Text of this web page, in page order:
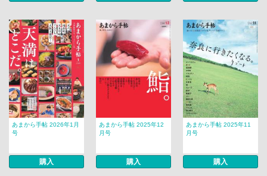
あまから手帖 2026年1月
号
購入
あまから手帖 2025年12
月号
購入
あまから手帖 2025年11
月号
購入